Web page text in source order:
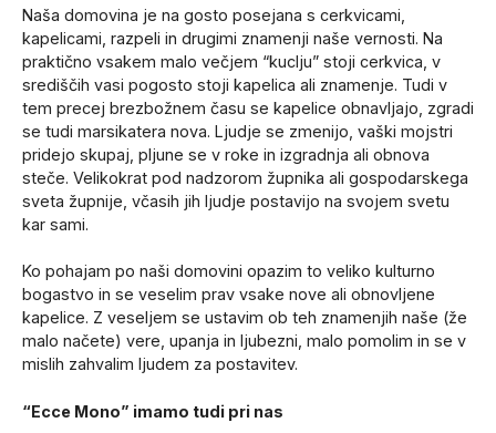
Naša domovina je na gosto posejana s cerkvicami,
kapelicami, razpeli in drugimi znamenji naše vernosti. Na
praktično vsakem malo večjem “kuclju” stoji cerkvica, v
središčih vasi pogosto stoji kapelica ali znamenje. Tudi v
tem precej brezbožnem času se kapelice obnavljajo, zgradi
se tudi marsikatera nova. Ljudje se zmenijo, vaški mojstri
pridejo skupaj, pljune se v roke in izgradnja ali obnova
steče. Velikokrat pod nadzorom župnika ali gospodarskega
sveta župnije, včasih jih ljudje postavijo na svojem svetu
kar sami.
Ko pohajam po naši domovini opazim to veliko kulturno
bogastvo in se veselim prav vsake nove ali obnovljene
kapelice. Z veseljem se ustavim ob teh znamenjih naše (že
malo načete) vere, upanja in ljubezni, malo pomolim in se v
mislih zahvalim ljudem za postavitev.
“Ecce Mono” imamo tudi pri nas